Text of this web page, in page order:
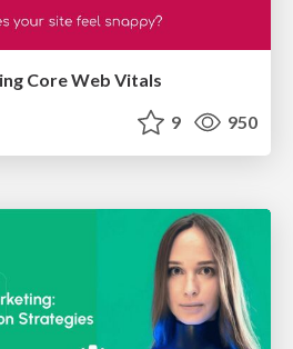
Core Web Vitals
9 950